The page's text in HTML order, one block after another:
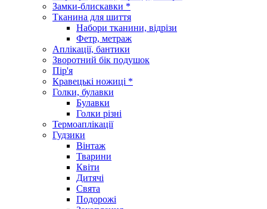
Замки-блискавки *
Тканина для шиття
Набори тканини, відрізи
Фетр, метраж
Аплікації, бантики
Зворотний бік подушок
Пір'я
Кравецькі ножиці *
Голки, булавки
Булавки
Голки різні
Термоаплікації
Гудзики
Вінтаж
Тварини
Квіти
Дитячі
Свята
Подорожі